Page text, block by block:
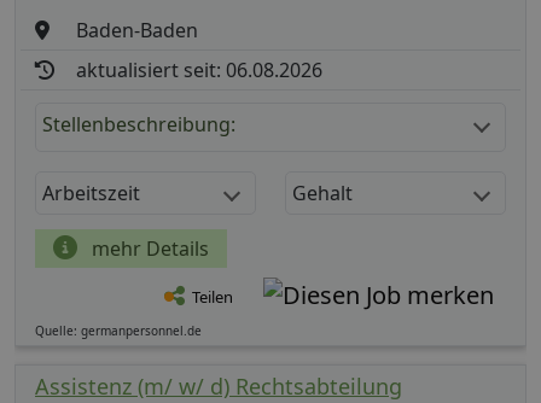
Baden-Baden
aktualisiert seit: 06.08.2026
Stellenbeschreibung:
Arbeitszeit Gehalt
mehr Details
Teilen
Quelle: germanpersonnel.de
Assistenz (m/ w/ d) Rechtsabteilung